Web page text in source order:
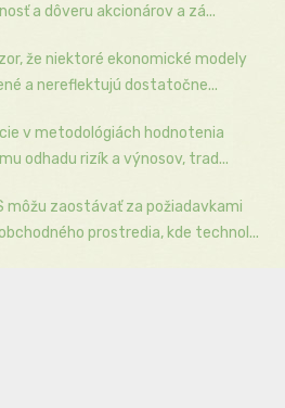
a dôveru akcionárov a zá...
že niektoré ekonomické modely
a nereflektujú dostatočne...
v metodológiách hodnotenia
odhadu rizík a výnosov, trad...
môžu zaostávať za požiadavkami
prostredia, kde technol...